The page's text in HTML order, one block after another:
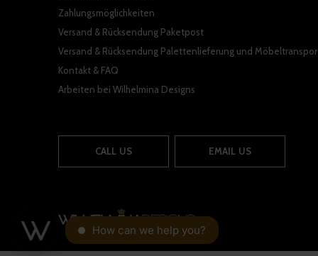
Zahlungsmöglichkeiten
Versand & Rücksendung Paketpost
Versand & Rücksendung Palettenlieferung und
Kontakt & FAQ
Arbeiten bei Wilhelmina Designs
CALL US EMAIL US